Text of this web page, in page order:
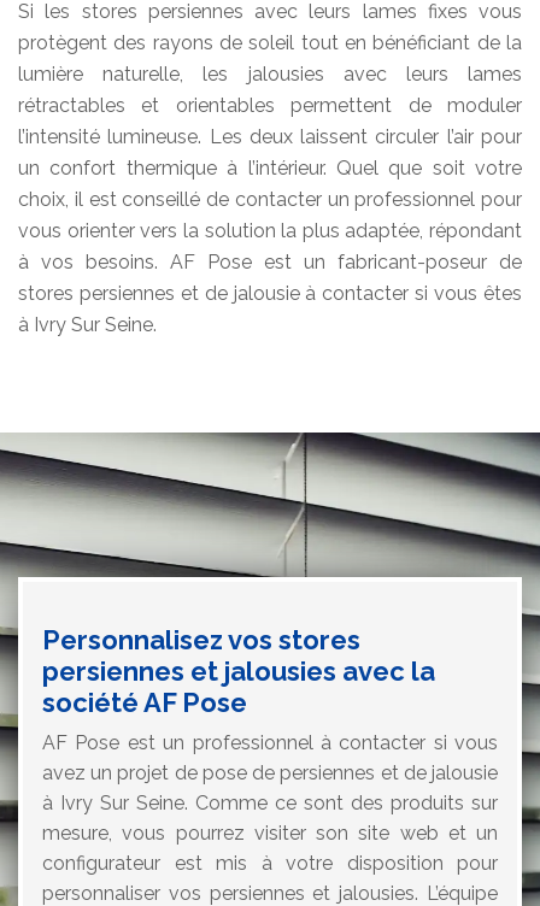
Si les stores persiennes avec leurs lames fixes vous
protègent des rayons de soleil tout en bénéficiant de la
lumière naturelle, les jalousies avec leurs lames
rétractables et orientables permettent de moduler
l’intensité lumineuse. Les deux laissent circuler l’air pour
un confort thermique à l’intérieur. Quel que soit votre
choix, il est conseillé de contacter un professionnel pour
vous orienter vers la solution la plus adaptée, répondant
à vos besoins. AF Pose est un fabricant-poseur de
stores persiennes et de jalousie à contacter si vous êtes
à Ivry Sur Seine.
Personnalisez vos stores
persiennes et jalousies avec la
société AF Pose
AF Pose est un professionnel à contacter si vous
avez un projet de pose de persiennes et de jalousie
à Ivry Sur Seine. Comme ce sont des produits sur
mesure, vous pourrez visiter son site web et un
configurateur est mis à votre disposition pour
personnaliser vos persiennes et jalousies. L’équipe